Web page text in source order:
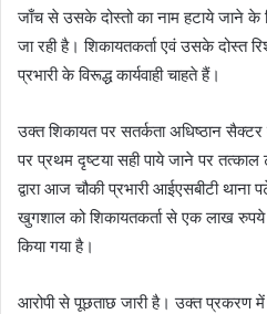
जाँच से उसके दोस्तो का नाम हटाये जाने के
जा रही है। शिकायतकर्ता एवं उसके दोस्त
प्रभारी के विरूद्ध कार्यवाही चाहते हैं।
उक्त शिकायत पर सतर्कता अधिष्ठान सैक्टर
पर प्रथम दृष्टया सही पाये जाने पर
द्वारा आज चौकी प्रभारी आईएसबीटी
खुगशाल को शिकायतकर्ता से एक लाख रुपये
किया गया है।
आरोपी से पूछताछ जारी है। उक्त प्रकरण में